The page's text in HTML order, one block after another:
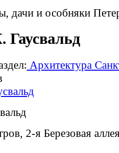
дачи и особняки
Гаусвальд
Архитектура
2-я Березовая